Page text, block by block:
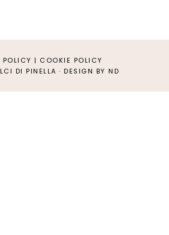
POLICY | COOKIE POLICY
DI PINELLA · DESIGN BY ND